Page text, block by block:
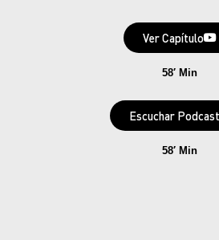
Ver Capítulo
58′ Min
Escuchar Podcast
58′ Min